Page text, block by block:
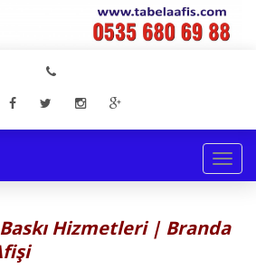
Hizmetleri | Branda